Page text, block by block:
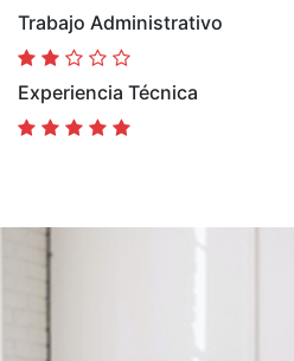
Trabajo Administrativo
Experiencia Técnica